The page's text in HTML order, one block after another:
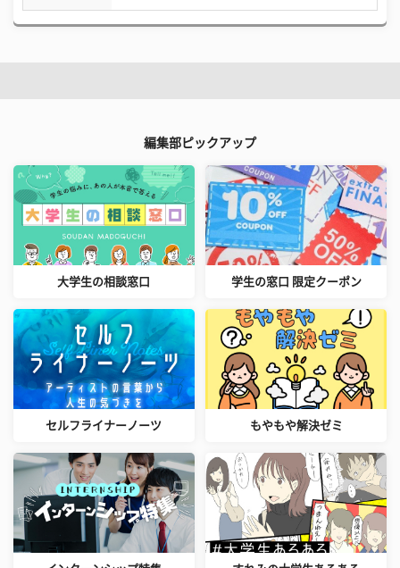
編集部ピックアップ
大学生の相談窓口 学生の窓口 限定クーポン
セルフライナーノーツ もやもや解決ゼミ